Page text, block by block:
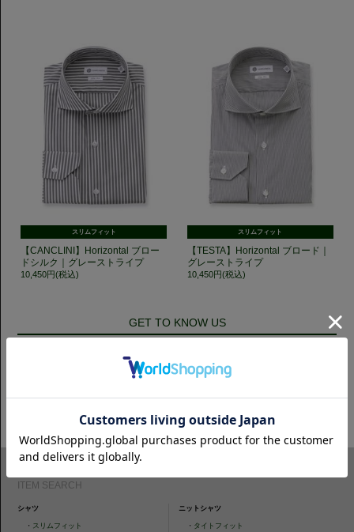
スリムフィット
【CANCLINI】Horizontal ブロー
ドシルク｜グレーストライプ
10,450円(税込)
スリムフィット
【TESTA】Horizontal ブロード｜
グレーストライプ
10,450円(税込)
GET TO KNOW US
ォローください。
ITEM SEARCH
シャツ
・ スリムフィット
ニットシャツ
・ タイトフィット